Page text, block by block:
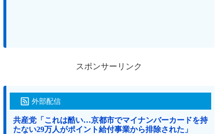
スポンサーリンク
外部配信
共産党「これは酷い…京都市でマイナンバーカードを持
たない29万人がポイント給付事業から排除された」